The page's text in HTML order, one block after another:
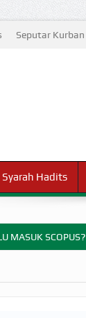
Seputar Kurban
Syarah Hadits
MASUK SCOPUS?